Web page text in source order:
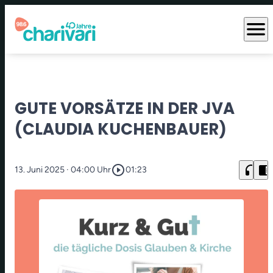
menu
GUTE VORSÄTZE IN DER JVA
(CLAUDIA KUCHENBAUER)
13. Juni 2025 · 04:00 Uhrplay_circle_outline01:23 headphones chrome_reader_mode